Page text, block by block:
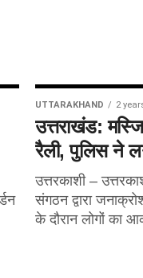
UTTARAKHAND 2
उत्तराखंड:
रैली, पुलिस ने
उत्तरकाशी –
संगठन द्वारा
के दौरान लोगों का